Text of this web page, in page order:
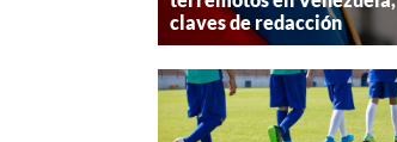
claves de redacción